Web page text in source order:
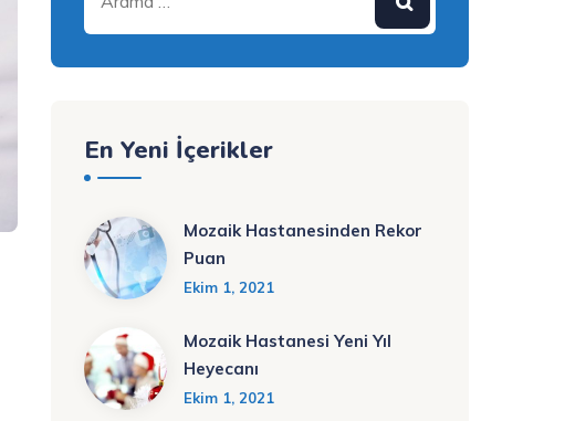
En Yeni İçerikler
Mozaik Hastanesinden Rekor
Puan
Ekim 1, 2021
Mozaik Hastanesi Yeni Yıl
Heyecanı
Ekim 1, 2021